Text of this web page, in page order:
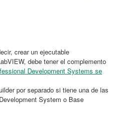
crear un ejecutable
debe tener el complemento
Development Systems se
por separado si tiene una de las
System o Base